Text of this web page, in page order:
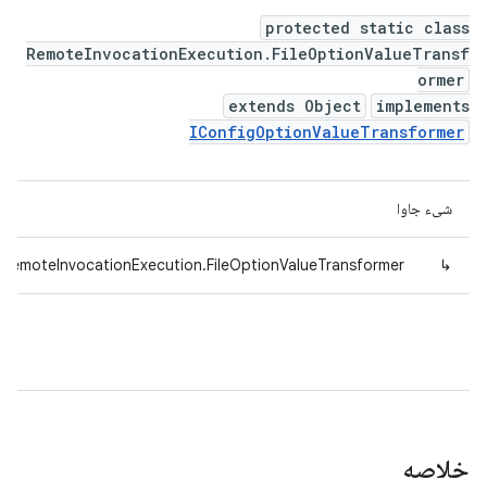
protected static class
RemoteInvocationExecution.FileOptionValueTransf
ormer
extends Object
implements
IConfigOptionValueTransformer
شیء جاوا
↳
خلاصه